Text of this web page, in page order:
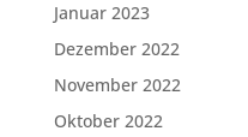
Januar 2023
Dezember 2022
November 2022
Oktober 2022